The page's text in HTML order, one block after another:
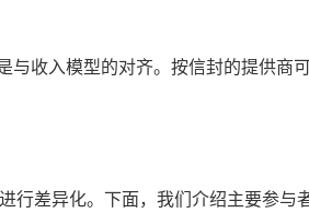
收入模型的对齐。按信封的提供商
行差异化。下面，我们介绍主要参与